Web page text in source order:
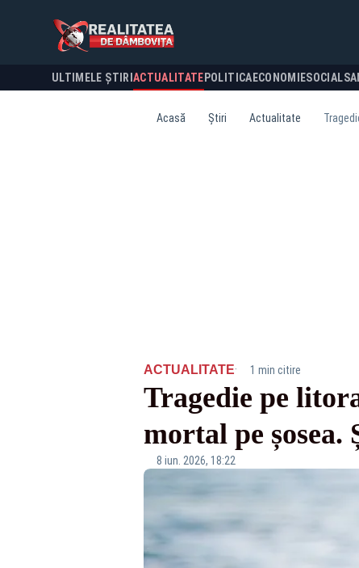
ULTIMELE ȘTIRI ACTUALITATE POLITICA ECONOMIESOCIAL
Acasă Știri Actualitate
ACTUALITATE· 1 min citire
Tragedie pe
mortal pe
8 iun. 2026, 18:22